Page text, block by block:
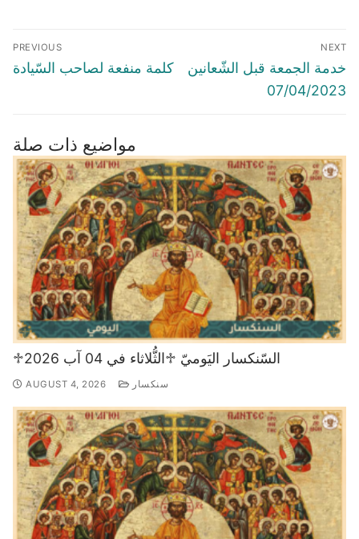
Post
navigation
PREVIOUS
Previous
كلمة منفعة لصاحب السّيادة
NEXT
Next
خدمة الجمعة قبل الشّعانين
07/04/2023
مواضيع ذات صلة
♱السّنكسار اليَوميّ ♱الثُّلاثاء في 04 آب 2026
AUGUST 4, 2026 سنكسار